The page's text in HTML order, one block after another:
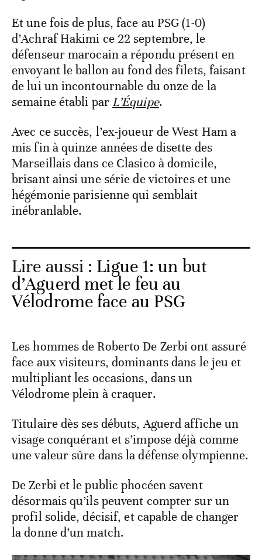
Et une fois de plus, face au PSG (1-0)
d’Achraf Hakimi ce 22 septembre, le
défenseur marocain a répondu présent en
envoyant le ballon au fond des filets, faisant
de lui un incontournable du onze de la
semaine établi par L’Équipe.
Avec ce succès, l’ex-joueur de West Ham a
mis fin à quinze années de disette des
Marseillais dans ce Clasico à domicile,
brisant ainsi une série de victoires et une
hégémonie parisienne qui semblait
inébranlable.
Lire aussi : Ligue 1: un but
d’Aguerd met le feu au
Vélodrome face au PSG
Les hommes de Roberto De Zerbi ont assuré
face aux visiteurs, dominants dans le jeu et
multipliant les occasions, dans un
Vélodrome plein à craquer.
Titulaire dès ses débuts, Aguerd affiche un
visage conquérant et s’impose déjà comme
une valeur sûre dans la défense olympienne.
De Zerbi et le public phocéen savent
désormais qu’ils peuvent compter sur un
profil solide, décisif, et capable de changer
la donne d’un match.